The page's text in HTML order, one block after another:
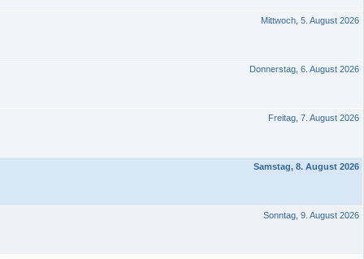
Mittwoch, 5. August 2026
Donnerstag, 6. August 2026
Freitag, 7. August 2026
Samstag, 8. August 2026
Sonntag, 9. August 2026